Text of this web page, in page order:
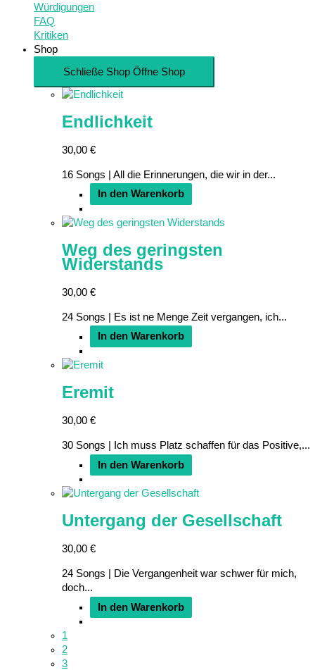
Würdigungen
FAQ
Kritiken
Shop
Schließe Shop Öffne Shop
Endlichkeit
30,00 €
16 Songs | All die Erinnerungen, die wir in der...
In den Warenkorb
Weg des geringsten
Widerstands
30,00 €
24 Songs | Es ist ne Menge Zeit vergangen, ich...
In den Warenkorb
Eremit
30,00 €
30 Songs | Ich muss Platz schaffen für das Positive,...
In den Warenkorb
Untergang der Gesellschaft
30,00 €
24 Songs | Die Vergangenheit war schwer für mich,
doch...
In den Warenkorb
1
2
3